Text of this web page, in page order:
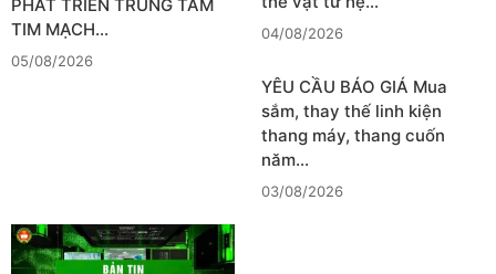
PHÁT TRIỂN TRUNG TÂM
TIM MẠCH…
05/08/2026
04/08/2026
YÊU CẦU BÁO GIÁ Mua
sắm, thay thế linh kiện
thang máy, thang cuốn
năm…
03/08/2026